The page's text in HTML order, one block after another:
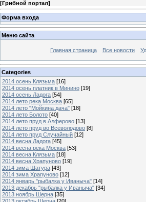
[Грибной портал]
Форма входа
Меню сайта
Главная страница Все новости
Categories
2014 осень Клязьма [16]
2014 осень платник в Минино [19]
2014 осень Ладога [54]
2014 лето река Москва [65]
2014 лето "Мойкина дача" [18]
2014 лето Болото [40]
2014 лето пруд в Алферово [13]
2014 лето пруд во Всеволодово [8]
2014 лето пруд Случайный [12]
2014 весна Ладога [45]
2014 весна река Москва [53]
2014 весна Клязьма [18]
2014 весна Храпуново [19]
2014 зима Шатура [43]
2014 зима Храпуново [12]
2014 январь "рыбалка у Иваныча" [14]
2013 декабрь "рыбалка у Иваныча" [34]
2013 ноябрь Шерна [35]